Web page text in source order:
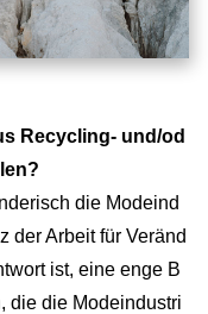
Recycling- und/od
die Modeind
der Arbeit für Veränd
ist, eine enge B
die die Modeindustri